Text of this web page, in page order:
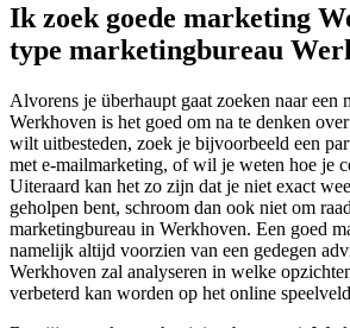
Ik zoek goede marketing
type marketingbureau
Alvorens je überhaupt gaat zoeken naar een
Werkhoven is het goed om na te denken
wilt uitbesteden, zoek je bijvoorbeeld een
met e-mailmarketing, of wil je weten hoe je
Uiteraard kan het zo zijn dat je niet exact
geholpen bent, schroom dan ook niet om
marketingbureau in Werkhoven. Een goed
namelijk altijd voorzien van een gedegen
Werkhoven zal analyseren in welke
verbeterd kan worden op het online